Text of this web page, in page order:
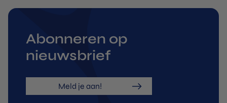
Abonneren op
nieuwsbrief
Meld je aan!